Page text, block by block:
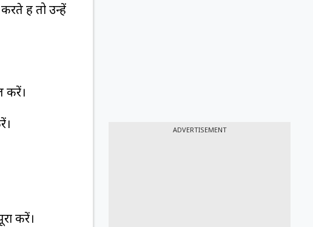
हैं तो उन्हें
करें।
करें।
ADVERTISEMENT